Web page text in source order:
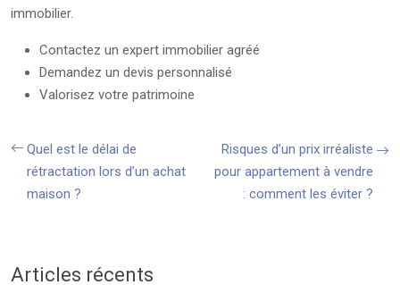
immobilier.
Contactez un expert immobilier agréé
Demandez un devis personnalisé
Valorisez votre patrimoine
Quel est le délai de
rétractation lors d’un achat
maison ?
Risques d’un prix irréaliste
pour appartement à vendre
: comment les éviter ?
Articles récents